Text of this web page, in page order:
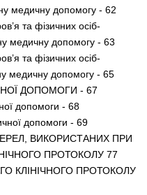
медичну допомогу - 62
та фізичних осіб-
медичну допомогу - 63
та фізичних осіб-
медичну допомогу - 65
ДОПОМОГИ - 67
допомоги - 68
допомоги - 69
ВИКОРИСТАНИХ ПРИ
ПРОТОКОЛУ 77
КЛІНІЧНОГО ПРОТОКОЛУ